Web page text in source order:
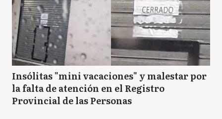
Insólitas "mini vacaciones" y malestar por
la falta de atención en el Registro
Provincial de las Personas